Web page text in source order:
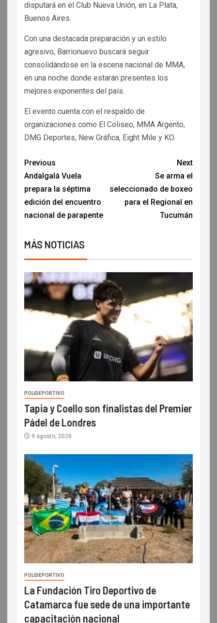
disputará en el Club Nueva Unión, en La Plata,
Buenos Aires.
Con una destacada preparación y un estilo
agresivo, Barrionuevo buscará seguir
consolidándose en la escena nacional de MMA,
en una noche donde estarán presentes los
mejores exponentes del país.
El evento cuenta con el respaldo de
organizaciones como El Coliseo, MMA Argento,
DMG Deportes, New Gráfica, Eight Mile y KO.
Previous
Andalgalá Vuela
prepara la séptima
edición del encuentro
nacional de parapente
Next
Se arma el
seleccionado de boxeo
para el Regional en
Tucumán
MÁS NOTICIAS
POLIDEPORTIVO
Tapia y Coello son finalistas del Premier
Pádel de Londres
9 agosto, 2026
POLIDEPORTIVO
La Fundación Tiro Deportivo de
Catamarca fue sede de una importante
capacitación nacional